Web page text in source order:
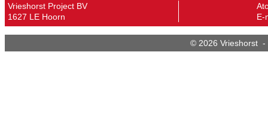
Vrieshorst Project BV
1627 LE Hoorn
E-
©2026 Vrieshorst